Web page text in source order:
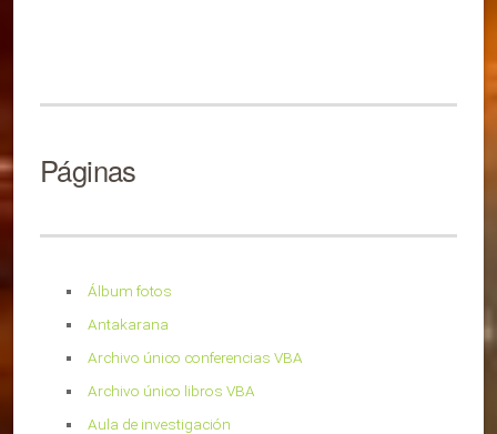
Páginas
Álbum fotos
Antakarana
Archivo único conferencias VBA
Archivo único libros VBA
Aula de investigación